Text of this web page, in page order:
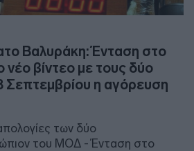
Βαλυράκη: Ένταση στο
νέο βίντεο με τους δύο
Σεπτεμβρίου η αγόρευση
των δύο
του ΜΟΔ - Ένταση στο